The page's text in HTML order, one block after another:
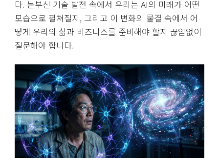
다. 눈부신 기술 발전 속에서 우리는 AI의 미래가 어떤
모습으로 펼쳐질지, 그리고 이 변화의 물결 속에서 어
떻게 우리의 삶과 비즈니스를 준비해야 할지 끊임없이
질문해야 합니다.